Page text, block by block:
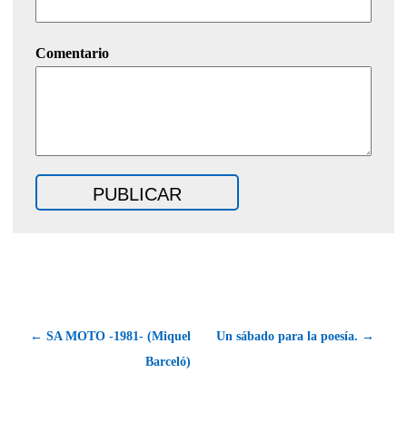
Comentario
← SA MOTO -1981- (Miquel
Barceló)
Un sábado para la poesía. →